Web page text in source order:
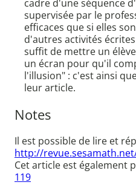
cadre d'une séquence
supervisée par le
efficaces que si elles
d'autres activités
suffit de mettre un
un écran pour qu'il
l'illusion" : c'est ainsi
leur article.
Notes
Il est possible de lire et
http://
Cet article est également
119